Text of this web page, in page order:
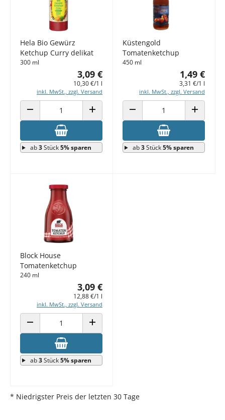
Hela Bio Gewürz
Ketchup Curry delikat
300 ml
3,09 €
10,30 €/1 l
inkl. MwSt., zzgl. Versand
ANZAHL VERRINGERN ANZAHL ERHÖHEN
ab3Stück5% sparen
Küstengold
Tomatenketchup
450 ml
1,49 €
3,31 €/1 l
inkl. MwSt., zzgl. Versand
ANZAHL VERRINGERN ANZAHL
ab3Stück5% sparen
Block House
Tomatenketchup
240 ml
3,09 €
12,88 €/1 l
inkl. MwSt., zzgl. Versand
ANZAHL VERRINGERN ANZAHL ERHÖHEN
ab3Stück5% sparen
* Niedrigster Preis der letzten 30 Tage